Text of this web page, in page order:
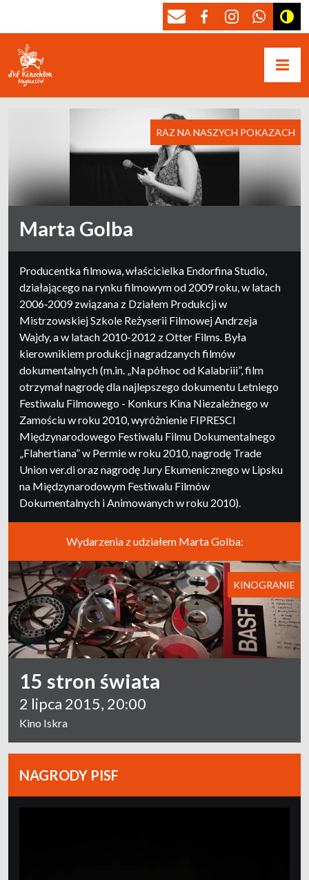
Marta Golba
RAZ NA NASZYCH POKAZACH
Producentka filmowa, właścicielka Endorfina Studio,
działającego na rynku filmowym od 2009 roku, w latach
2006‐2009 związana z Działem Produkcji w
Mistrzowskiej Szkole Reżyserii Filmowej Andrzeja
Wajdy, a w latach 2010-2012 z Otter Films. Była
kierownikiem produkcji nagradzanych filmów
dokumentalnych (m.in. „Na północ od Kalabriii”, film
otrzymał nagrodę dla najlepszego dokumentu Letniego
Festiwalu Filmowego - Konkurs Kina Niezależnego w
Zamościu w roku 2010, wyróżnienie FIPRESCI
Międzynarodowego Festiwalu Filmu Dokumentalnego
„Flahertiana” w Permie w roku 2010, nagrodę Trade
Union ver.di oraz nagrodę Jury Ekumenicznego w Lipsku
na Międzynarodowym Festiwalu Filmów
Dokumentalnych i Animowanych w roku 2010).
Wydarzenia z udziałem Marta Golba:
15 stron świata
2 lipca 2015, 20:00
Kino Iskra
KINOGRANIE
NAGRODY PISF